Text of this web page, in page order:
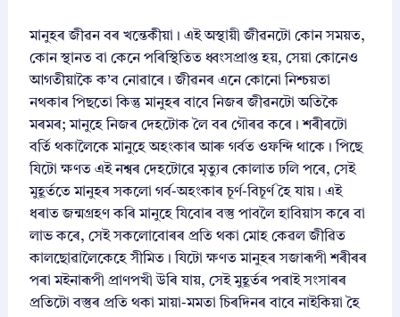
মানুহৰ জীৱন বৰ খন্তেকীয়া। এই অস্থায়ী জীৱনটো কোন সময়ত,
কোন স্থানত বা কেনে পৰিস্থিতিত ধ্বংসপ্ৰাপ্ত হয়, সেয়া কোনেও
আগতীয়াকৈ ক’ব নোৱাৰে। জীৱনৰ এনে কোনো নিশ্চয়তা
নথকাৰ পিছতো কিন্তু মানুহৰ বাবে নিজৰ জীৱনটো অতিকৈ
মৰমৰ; মানুহে নিজৰ দেহটোক লৈ বৰ গৌৰৱ কৰে। শৰীৰটো
বৰ্তি থকালৈকে মানুহে অহংকাৰ আৰু গৰ্বত ওফন্দি থাকে। পিছে
যিটো ক্ষণত এই নশ্বৰ দেহটোৱে মৃত্যুৰ কোলাত ঢলি পৰে, সেই
মুহূৰ্ততে মানুহৰ সকলো গৰ্ব-অহংকাৰ চূৰ্ণ-বিচূৰ্ণ হৈ যায়। এই
ধৰাত জন্মগ্ৰহণ কৰি মানুহে যিবোৰ বস্তু পাবলৈ হাবিয়াস কৰে বা
লাভ কৰে, সেই সকলোবোৰৰ প্ৰতি থকা মোহ কেৱল জীৱিত
কালছোৱালৈকেহে সীমিত। যিটো ক্ষণত মানুহৰ সজাৰূপী শৰীৰৰ
পৰা মইনাৰূপী প্ৰাণপখী উৰি যায়, সেই মুহূৰ্তৰ পৰাই সংসাৰৰ
প্ৰতিটো বস্তুৰ প্ৰতি থকা মায়া-মমতা চিৰদিনৰ বাবে নাইকিয়া হৈ